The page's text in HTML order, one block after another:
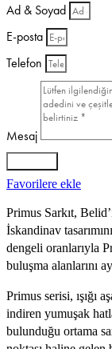
Ad & Soyad
E-posta
Telefon
Mesaj
Favorilere ekle
Primus Sarkıt,
İskandinav
dengeli oranlarıyla
buluşma alanlarını
Primus serisi, ışığı
indiren yumuşak
bulunduğu ortama